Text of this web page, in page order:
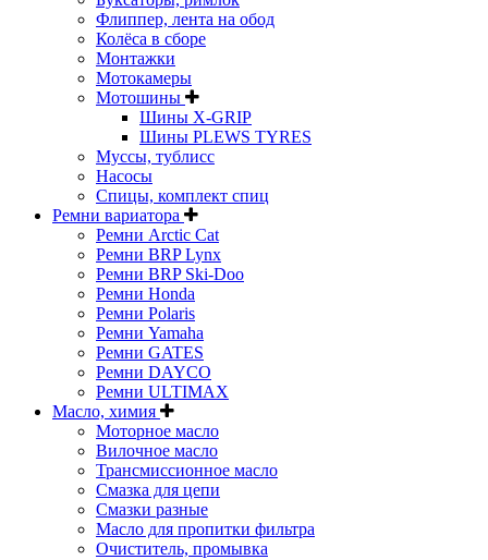
Флиппер, лента на обод
Колёса в сборе
Монтажки
Мотокамеры
Мотошины
Шины X-GRIP
Шины PLEWS TYRES
Муссы, тублисс
Насосы
Спицы, комплект спиц
Ремни вариатора
Ремни Arctic Cat
Ремни BRP Lynx
Ремни BRP Ski-Doo
Ремни Honda
Ремни Polaris
Ремни Yamaha
Ремни GATES
Ремни DAYCO
Ремни ULTIMAX
Масло, химия
Моторное масло
Вилочное масло
Трансмиссионное масло
Смазка для цепи
Смазки разные
Масло для пропитки фильтра
Очиститель, промывка